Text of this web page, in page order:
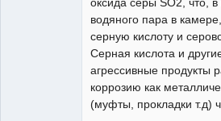
водяного пара в
серную кислоту и
Серная кислота и
агрессивные продукты
коррозию как
(муфты, прокладки т.д)